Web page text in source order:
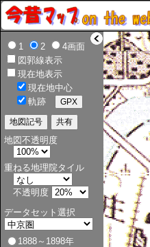
>
1 2
4画面
図郭線表示
現在地表示
現在地中心
軌跡
地図不透明度
重ねる地理院タイル
不透明度
データセット選択
1888～1898年